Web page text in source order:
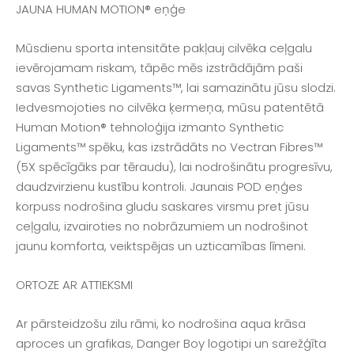
JAUNA HUMAN MOTION® eņģe
Mūsdienu sporta intensitāte pakļauj cilvēka ceļgalu
ievērojamam riskam, tāpēc mēs izstrādājām paši
savas Synthetic Ligaments™, lai samazinātu jūsu slodzi.
Iedvesmojoties no cilvēka ķermeņa, mūsu patentētā
Human Motion® tehnoloģija izmanto Synthetic
Ligaments™ spēku, kas izstrādāts no Vectran Fibres™
(5X spēcīgāks par tēraudu), lai nodrošinātu progresīvu,
daudzvirzienu kustību kontroli. Jaunais POD eņģes
korpuss nodrošina gludu saskares virsmu pret jūsu
ceļgalu, izvairoties no nobrāzumiem un nodrošinot
jaunu komforta, veiktspējas un uzticamības līmeni.
ORTOZE AR ATTIEKSMI
Ar pārsteidzošu zilu rāmi, ko nodrošina aqua krāsa
aproces un grafikas, Danger Boy logotipi un sarežģīta